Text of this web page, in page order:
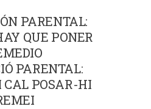
PARENTAL:
QUE PONER
PARENTAL:
POSAR-HI